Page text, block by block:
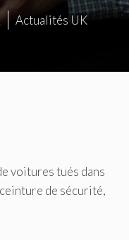
Actualités UK
voitures tués dans
de sécurité,